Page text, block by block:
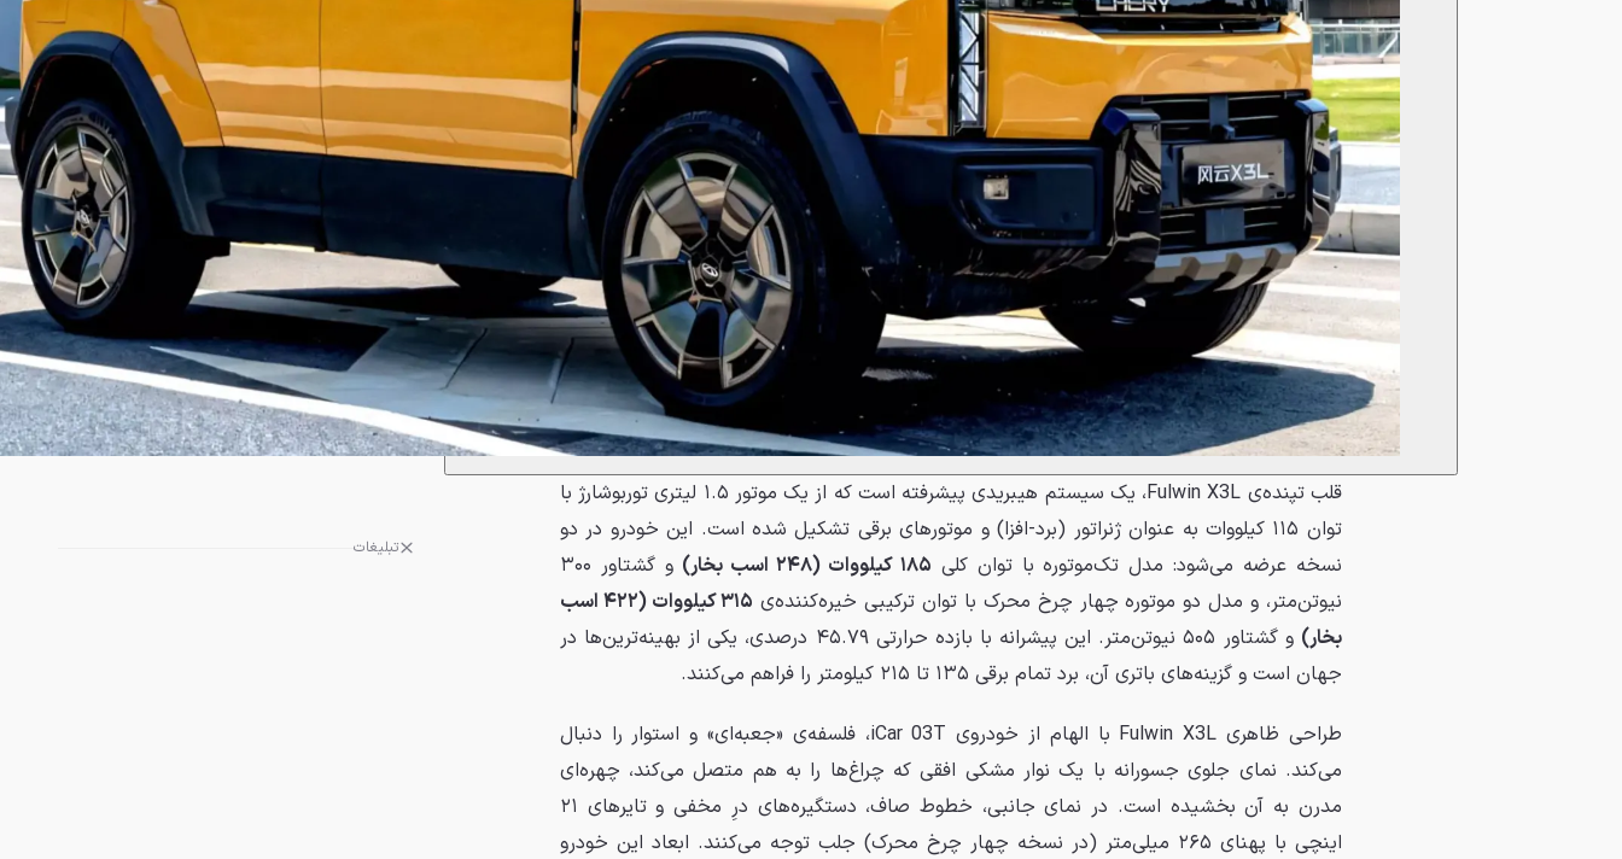
تبلیغات
قلب تپنده‌ی Fulwin X3L، یک سیستم هیبریدی پیشرفته است که از یک موتور ۱.۵ لیتری توربوشارژ با
توان ۱۱۵ کیلووات به عنوان ژنراتور (برد-افزا) و موتورهای برقی تشکیل شده است. این خودرو در دو
نسخه عرضه می‌شود: مدل تک‌موتوره با توان کلی ۱۸۵ کیلووات (۲۴۸ اسب بخار)
و گشتاور ۳۰۰
نیوتن‌متر، و مدل دو موتوره چهار چرخ محرک با توان ترکیبی خیره‌کننده‌ی
۳۱۵ کیلووات (۴۲۲ اسب
بخار)
و گشتاور ۵۰۵ نیوتن‌متر. این پیشرانه با بازده حرارتی ۴۵.۷۹ درصدی، یکی از بهینه‌ترین‌ها در
جهان است و گزینه‌های باتری آن، برد تمام برقی ۱۳۵ تا ۲۱۵ کیلومتر را فراهم می‌کنند.
طراحی ظاهری Fulwin X3L با الهام از خودروی iCar 03T، فلسفه‌ی «جعبه‌ای» و استوار را دنبال
می‌کند. نمای جلوی جسورانه با یک نوار مشکی افقی که چراغ‌ها را به هم متصل می‌کند، چهره‌ای
مدرن به آن بخشیده است. در نمای جانبی، خطوط صاف، دستگیره‌های درِ مخفی و تایرهای ۲۱
اینچی با پهنای ۲۶۵ میلی‌متر (در نسخه چهار چرخ محرک) جلب توجه می‌کنند. ابعاد این خودرو